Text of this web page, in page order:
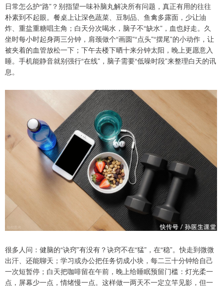
日常怎么护“路”？别指望一味补脑丸解决所有问题，真正有用的往往
朴素到不起眼。餐桌上让深色蔬菜、豆制品、鱼禽多露面，少让油
炸、重盐重糖唱主角；白天分次喝水，脑子不“缺水”，血也好走。久
坐时每小时起身两三分钟，肩颈做个“画圆”“点头”“摆尾”的小动作，让
被夹着的血管放松一下；下午去楼下晒十来分钟太阳，晚上更愿意入
睡。手机能静音就别强行“在线”，脑子需要“低噪时段”来整理白天的讯
息。
很多人问：健脑的“诀窍”有没有？诀窍不在“猛”，在“稳”。快走到微微
出汗、还能聊天；学习或办公把任务切成小块，每二三十分钟给自己
一次短暂停；白天把咖啡留在午前，晚上给睡眠预留门槛：灯光柔一
点，屏幕少一点，情绪慢一点。这样做一两天不一定立竿见影，但一